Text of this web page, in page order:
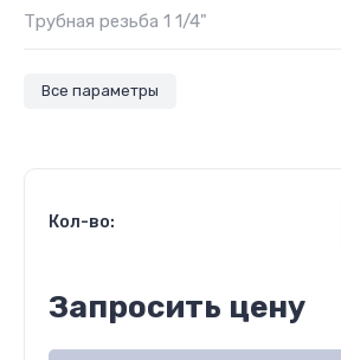
Трубная резьба 1 1/4"
Все параметры
Кол-во:
Запросить цену